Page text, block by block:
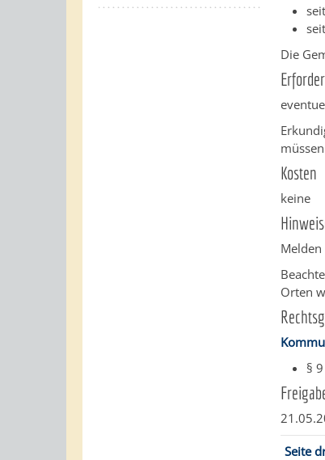
Die
Kosten
keine
Orten
§
Seite